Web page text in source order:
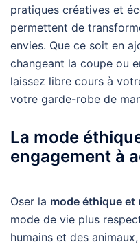
pratiques créatives et
permettent de
envies. Que ce soit en
changeant la coupe ou
laissez libre cours à
votre garde-robe de
La mode
engagement à
Oser la mode éthique et
mode de vie plus
humains et des